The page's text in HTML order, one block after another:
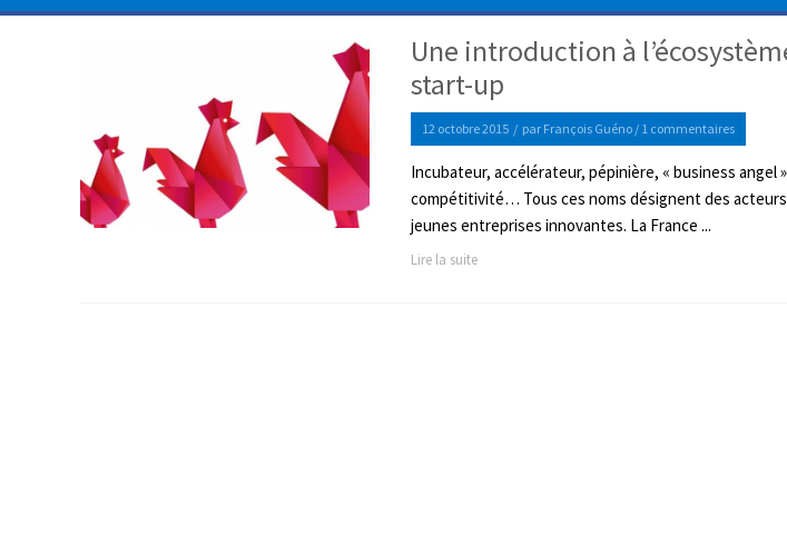
Une introduction à
start-up
12 octobre 2015 / par François Guéno / 1 commentaires
Incubateur, accélérateur, pépinière, « business angel
compétitivité… Tous ces noms désignent des
jeunes entreprises innovantes. La France ...
Lire la suite